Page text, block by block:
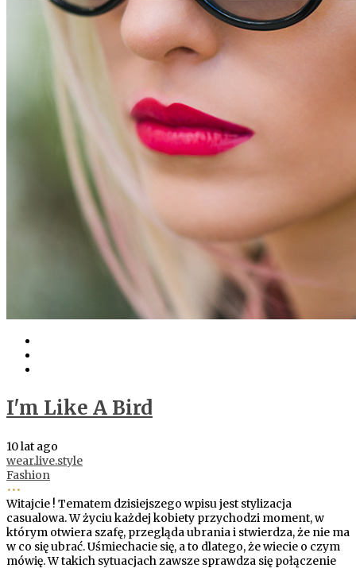
I'm Like A Bird
10 lat ago
wear.live.style
Fashion
•••
Witajcie ! Tematem dzisiejszego wpisu jest stylizacja
casualowa. W życiu każdej kobiety przychodzi moment, w
którym otwiera szafę, przegląda ubrania i stwierdza, że nie ma
w co się ubrać. Uśmiechacie się, a to dlatego, że wiecie o czym
mówię. W takich sytuacjach zawsze sprawdza się połączenie